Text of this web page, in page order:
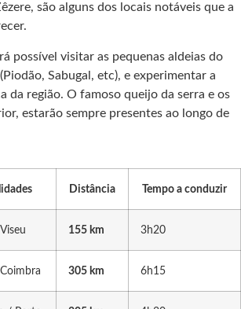
são alguns dos locais notáveis que a
possível visitar as pequenas aldeias do
Sabugal, etc), e experimentar a
da região. O famoso queijo da serra e os
estarão sempre presentes ao longo de
Distância Tempo a conduzir
155 km 3h20
305 km 6h15